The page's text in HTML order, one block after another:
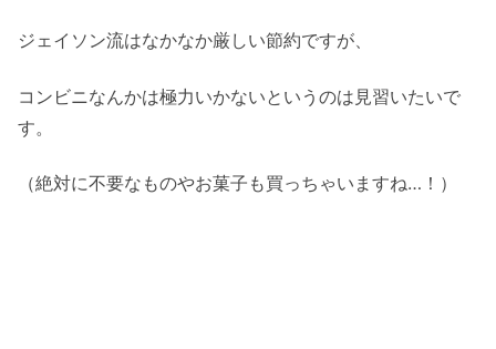
ジェイソン流はなかなか厳しい節約ですが、
コンビニなんかは極力いかないというのは見習いたいで
す。
（絶対に不要なものやお菓子も買っちゃいますね…！）